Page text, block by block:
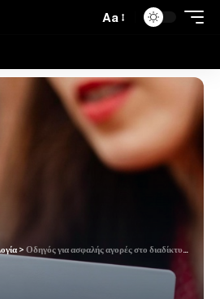
Aa
> Οδηγός για ασφαλής αγορές στο διαδίκτυο: Πώς να αποφύγετε διαδικτυακές απάτες